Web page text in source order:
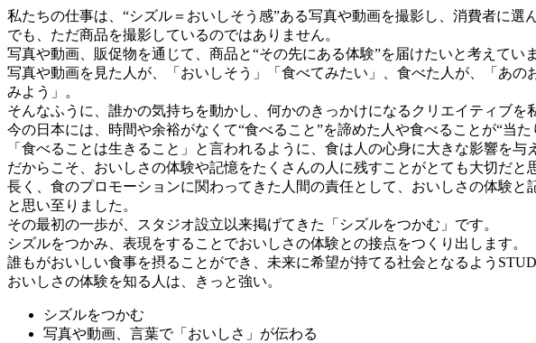
私たちの仕事は、“シズル＝おいしそう感”ある写真や動画を撮影し、消費者に
でも、ただ商品を撮影しているのではありません。
写真や動画、販促物を通じて、商品と“その先にある体験”を届けたいと考えていま
写真や動画を見た人が、「おいしそう」「食べてみたい」、食べた人が、「あ
みよう」。
そんなふうに、誰かの気持ちを動かし、何かのきっかけになるクリエイティブを
今の日本には、時間や余裕がなくて“食べること”を諦めた人や食べることが“当た
「食べることは生きること」と言われるように、食は人の心身に大きな影響を与
だからこそ、おいしさの体験や記憶をたくさんの人に残すことがとても大切だと
長く、食のプロモーションに関わってきた人間の責任として、おいしさの体験
と思い至りました。
その最初の一歩が、スタジオ設立以来掲げてきた「シズルをつかむ」です。
シズルをつかみ、表現をすることでおいしさの体験との接点をつくり出します。
誰もがおいしい食事を摂ることができ、未来に希望が持てる社会となるよう
おいしさの体験を知る人は、きっと強い。
シズルをつかむ
写真や動画、言葉で「おいしさ」が伝わる